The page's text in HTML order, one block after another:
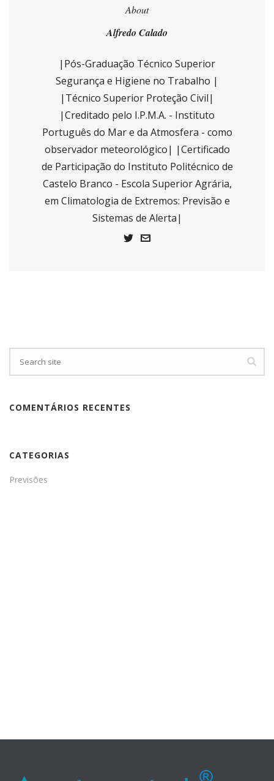
About
Alfredo Calado
|Pós-Graduação Técnico Superior
Segurança e Higiene no Trabalho |
|Técnico Superior Proteção Civil|
|Creditado pelo I.P.M.A. - Instituto
Português do Mar e da Atmosfera - como
observador meteorológico| |Certificado
de Participação do Instituto Politécnico de
Castelo Branco - Escola Superior Agrária,
em Climatologia de Extremos: Previsão e
Sistemas de Alerta|
COMENTÁRIOS RECENTES
CATEGORIAS
Previsões